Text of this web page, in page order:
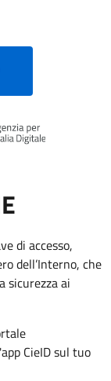
di accesso,
dell’Interno, che
sicurezza ai
CieID sul tuo